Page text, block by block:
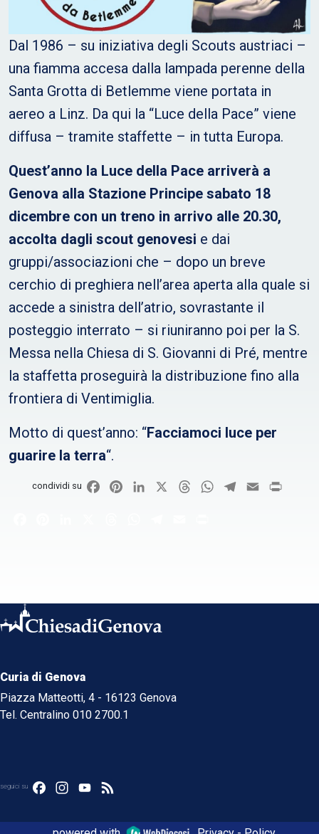
Dal 1986 – su iniziativa degli Scouts austriaci –
una fiamma accesa dalla lampada perenne della
Santa Grotta di Betlemme viene portata in
aereo a Linz. Da qui la “Luce della Pace” viene
diffusa – tramite staffette – in tutta Europa.
Quest’anno la Luce della Pace arriverà a
Genova alla Stazione Principe sabato 18
dicembre con un treno in arrivo alle 20.30,
accolta dagli scout genovesi e dai
gruppi/associazioni che – dopo un breve
cerchio di preghiera nell’area aperta alla quale si
accede a sinistra dell’atrio, sovrastante il
posteggio interrato – si riuniranno poi per la S.
Messa nella Chiesa di S. Giovanni di Pré, mentre
la staffetta proseguirà la distribuzione fino alla
frontiera di Ventimiglia.
Motto di quest’anno: “Facciamoci luce per
guarire la terra“.
condividi su FacebookPinterestLinkedIn ThreadsWhatsApp
Telegram
Email
Curia di Genova
Piazza Matteotti, 4 - 16123 Genova
Tel. Centralino 010 2700.1
seguici su FacebookInstagram
YouTube